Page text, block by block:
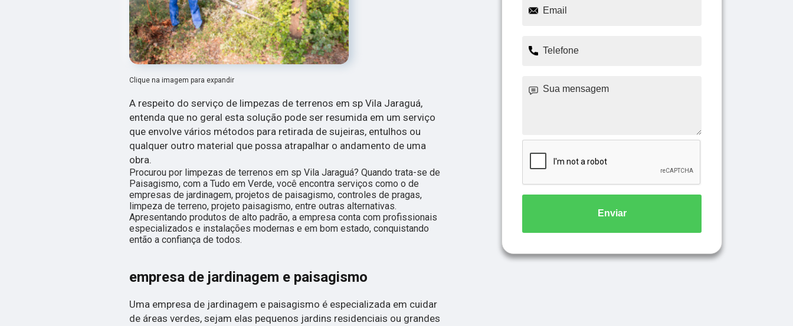
Clique na imagem para expandir
A respeito do serviço de limpezas de terrenos em sp Vila Jaraguá,
entenda que no geral esta solução pode ser resumida em um serviço
que envolve vários métodos para retirada de sujeiras, entulhos ou
qualquer outro material que possa atrapalhar o andamento de uma
obra.
Procurou por limpezas de terrenos em sp Vila Jaraguá? Quando trata-se de
Paisagismo, com a Tudo em Verde, você encontra serviços como o de
empresas de jardinagem, projetos de paisagismo, controles de pragas,
limpeza de terreno, projeto paisagismo, entre outras alternativas.
Apresentando produtos de alto padrão, a empresa conta com profissionais
especializados e instalações modernas e em bom estado, conquistando
então a confiança de todos.
empresa de jardinagem e paisagismo
Uma empresa de jardinagem e paisagismo é especializada em cuidar
de áreas verdes, sejam elas pequenos jardins residenciais ou grandes
Enviar